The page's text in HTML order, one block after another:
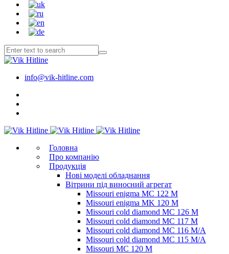
info@vik-hitline.com
Головна
Про компанію
Продукція
Нові моделі обладнання
Вітрини під виносний агрегат
Missouri enigma MC 122 M
Missouri enigma MK 120 M
Missouri cold diamond MC 126 M
Missouri cold diamond MC 117 M
Missouri cold diamond MC 116 M/A
Missouri cold diamond MC 115 M/A
Missouri MC 120 M